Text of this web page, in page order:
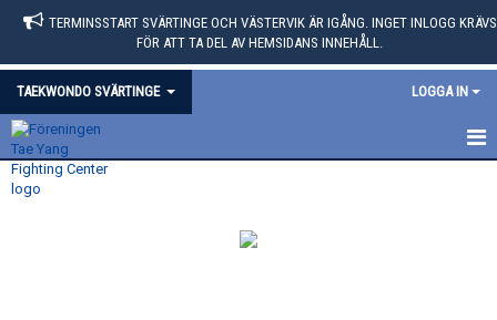
TERMINSSTART SVÄRTINGE OCH VÄSTERVIK ÄR IGÅNG. INGET INLOGG KRÄVS
FÖR ATT TA DEL AV HEMSIDANS INNEHÅLL.
TAEKWONDO SVÄRTINGE LOGGA IN
HEM